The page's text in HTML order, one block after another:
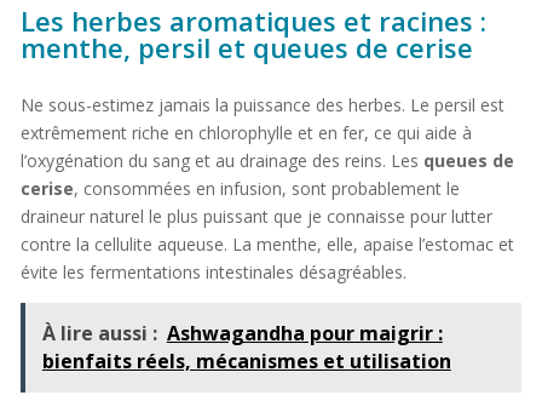
Les herbes aromatiques et racines :
menthe, persil et queues de cerise
Ne sous-estimez jamais la puissance des herbes. Le persil est
extrêmement riche en chlorophylle et en fer, ce qui aide à
l’oxygénation du sang et au drainage des reins. Les queues de
cerise, consommées en infusion, sont probablement le
draineur naturel le plus puissant que je connaisse pour lutter
contre la cellulite aqueuse. La menthe, elle, apaise l’estomac et
évite les fermentations intestinales désagréables.
À lire aussi : Ashwagandha pour maigrir :
bienfaits réels, mécanismes et utilisation